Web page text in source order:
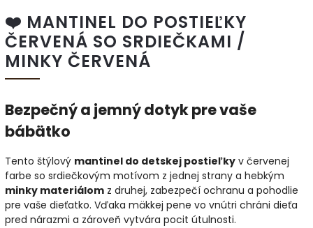
❤️ MANTINEL DO POSTIEĽKY
ČERVENÁ SO SRDIEČKAMI /
MINKY ČERVENÁ
Bezpečný a jemný dotyk pre vaše
bábätko
Tento štýlový mantinel do detskej postieľky v červenej
farbe so srdiečkovým motívom z jednej strany a hebkým
minky materiálom z druhej, zabezpečí ochranu a pohodlie
pre vaše dieťatko. Vďaka mäkkej pene vo vnútri chráni dieťa
pred nárazmi a zároveň vytvára pocit útulnosti.